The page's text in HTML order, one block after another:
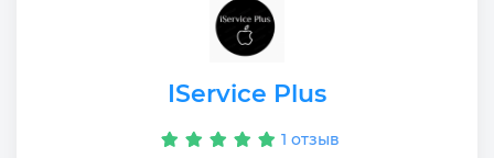
IService Plus
1 отзыв